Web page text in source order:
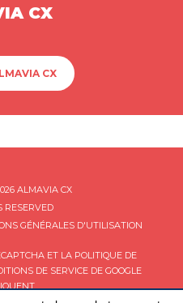
CX
CX
ALMAVIA CX
RESERVED
GÉNÉRALES D'UTILISATION
ET LA POLITIQUE DE
DE SERVICEDE GOOGLE